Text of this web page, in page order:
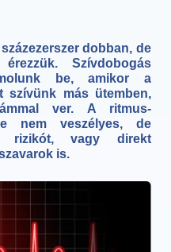
dobban, de
Szívdobogás
be, amikor a
szívünk más ütemben,
ver. A ritmus-
nem veszélyes, de
rizikót, vagy direkt
is.